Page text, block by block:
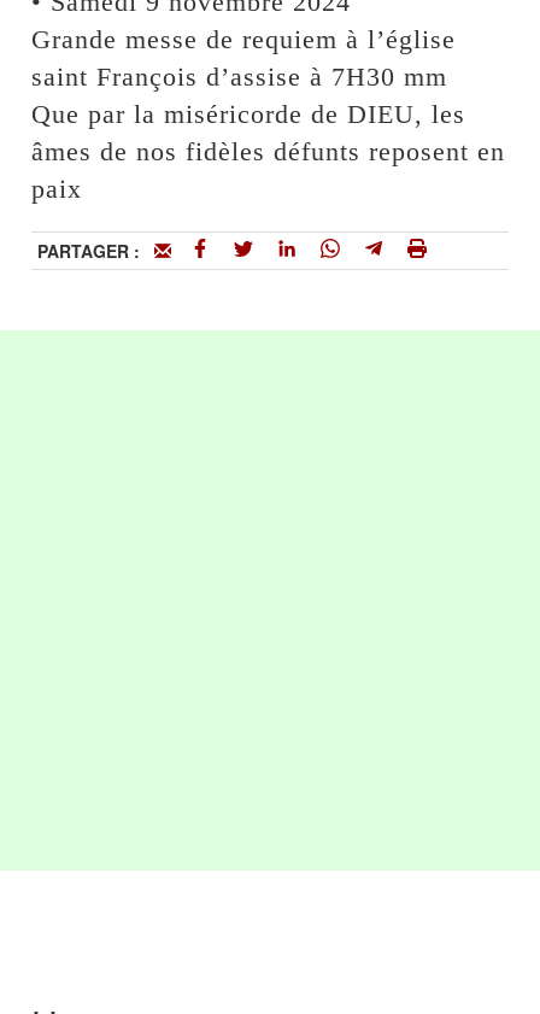
Grande messe de requiem à l’église
saint François d’assise à 7H30 mm
Que par la miséricorde de DIEU, les
âmes de nos fidèles défunts reposent en
paix
PARTAGER :